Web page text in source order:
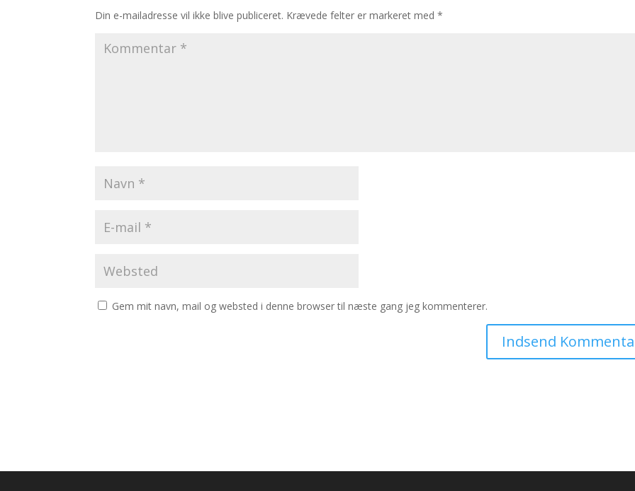
Din e-mailadresse vil ikke blive publiceret. Krævede felter er markeret med*
Gem mit navn, mail og websted i denne browser til næste gang jeg kommenterer.